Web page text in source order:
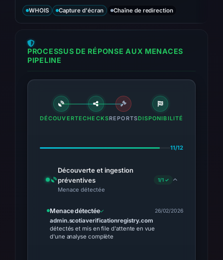
WHOIS Capture d'écran Chaîne de redirection
PROCESSUS DE RÉPONSE AUX MENACES
PIPELINE
DÉCOUVERTECHECKSREPORTSDISPONIBILITÉ
11/12
Découverte et ingestion
préventives
Menace détectée
1/1 ✓
Menace détectée
admin.scotiaverificationregistry.com
détectés et mis en file d'attente en vue
d'une analyse complète
26/02/2026